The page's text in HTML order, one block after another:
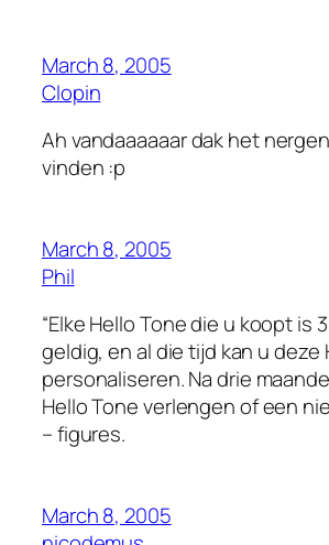
March 8, 2005
Clopin
Ah vandaaaaaar dak het
vinden :p
March 8, 2005
Phil
“Elke Hello Tone die u koopt is
geldig, en al die tijd kan u deze
personaliseren. Na drie
Hello Tone verlengen of een
– figures.
March 8, 2005